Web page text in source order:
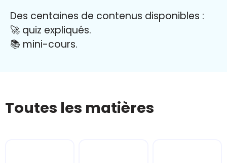
Des centaines de contenus disponibles :
🚀 quiz expliqués.
📚 mini-cours.
Toutes les matières